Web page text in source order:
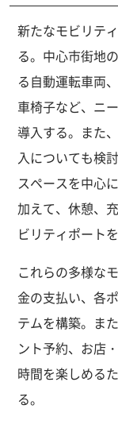
新たなモビリテ
る。中心市街地
る自動運転車両
車椅子など、ニ
導入する。また
入についても検
スペースを中心
加えて、休憩、
ビリティポート
これらの多様な
金の支払い、各
テムを構築。ま
ント予約、お店
時間を楽しめる
る。